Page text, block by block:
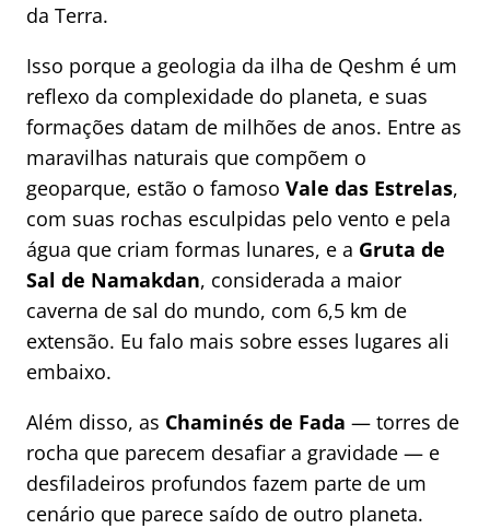
da Terra.
Isso porque a geologia da ilha de Qeshm é um
reflexo da complexidade do planeta, e suas
formações datam de milhões de anos. Entre as
maravilhas naturais que compõem o
geoparque, estão o famoso Vale das Estrelas,
com suas rochas esculpidas pelo vento e pela
água que criam formas lunares, e a Gruta de
Sal de Namakdan, considerada a maior
caverna de sal do mundo, com 6,5 km de
extensão. Eu falo mais sobre esses lugares ali
embaixo.
Além disso, as Chaminés de Fada — torres de
rocha que parecem desafiar a gravidade — e
desfiladeiros profundos fazem parte de um
cenário que parece saído de outro planeta.